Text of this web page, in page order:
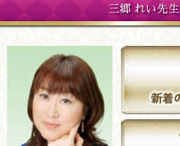
三郷 れい先